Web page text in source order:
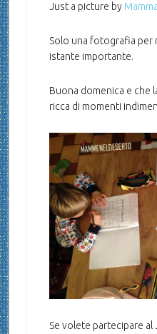
Just a picture by
Solo una fotografia per
istante importante.
Buona domenica e che
ricca di momenti
Se volete partecipare al